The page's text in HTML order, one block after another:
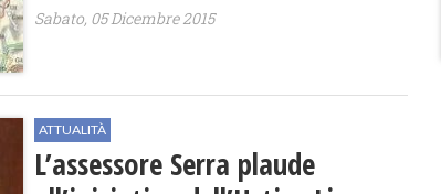
Sabato, 05 Dicembre 2015
ATTUALITÀ
L’assessore Serra plaude